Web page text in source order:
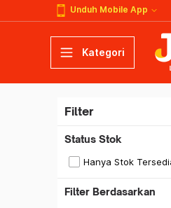
Unduh Mobile App
Kategori
Filter
Status Stok
Hanya Stok
Filter Berdasarkan